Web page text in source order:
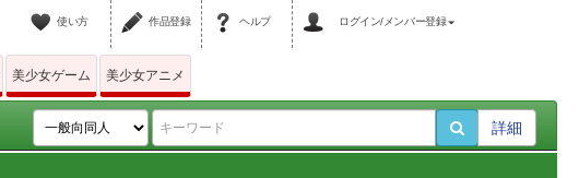
使い方 作品登録 ヘルプ ログイン/メンバー登録
美少女ゲーム 美少女アニメ
詳細